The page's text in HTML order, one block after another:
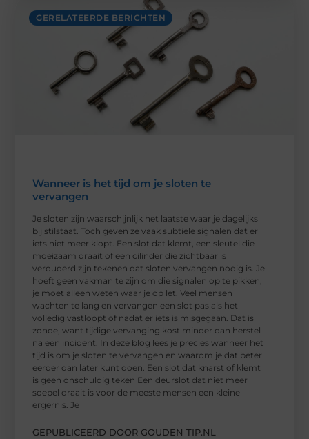
GERELATEERDE BERICHTEN
Wanneer is het tijd om je sloten te
vervangen
Je sloten zijn waarschijnlijk het laatste waar je dagelijks
bij stilstaat. Toch geven ze vaak subtiele signalen dat er
iets niet meer klopt. Een slot dat klemt, een sleutel die
moeizaam draait of een cilinder die zichtbaar is
verouderd zijn tekenen dat sloten vervangen nodig is. Je
hoeft geen vakman te zijn om die signalen op te pikken,
je moet alleen weten waar je op let. Veel mensen
wachten te lang en vervangen een slot pas als het
volledig vastloopt of nadat er iets is misgegaan. Dat is
zonde, want tijdige vervanging kost minder dan herstel
na een incident. In deze blog lees je precies wanneer het
tijd is om je sloten te vervangen en waarom je dat beter
eerder dan later kunt doen. Een slot dat knarst of klemt
is geen onschuldig teken Een deurslot dat niet meer
soepel draait is voor de meeste mensen een kleine
ergernis. Je
GEPUBLICEERD DOOR GOUDEN TIP.NL